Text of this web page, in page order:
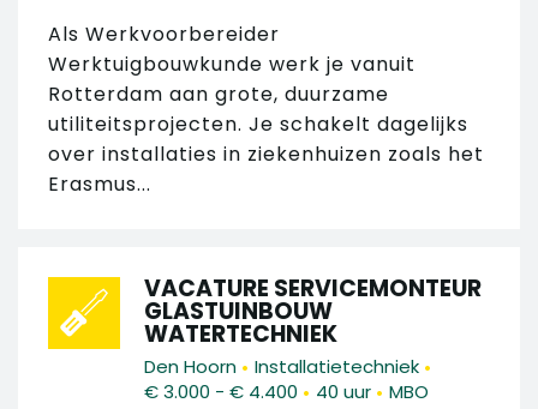
Als Werkvoorbereider
Werktuigbouwkunde werk je vanuit
Rotterdam aan grote, duurzame
utiliteitsprojecten. Je schakelt dagelijks
over installaties in ziekenhuizen zoals het
Erasmus...
VACATURE SERVICEMONTEUR
GLASTUINBOUW
WATERTECHNIEK
Den Hoorn • Installatietechniek •
€ 3.000 - € 4.400 • 40 uur • MBO